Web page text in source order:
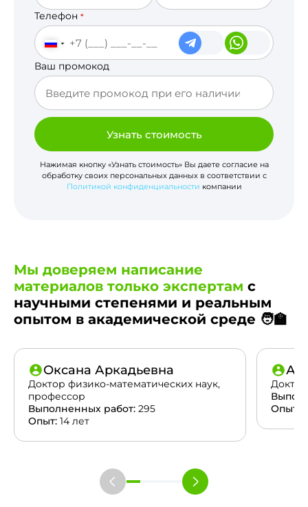
Телефон *
Ваш промокод
Узнать стоимость
Нажимая кнопку «Узнать стоимость» Вы даете согласие на
обработку своих персональных данных в соответствии с
Политикой конфиденциальности компании
Мы доверяем написание
материалов только экспертам с
научными степенями и реальным
опытом в академической среде 🧑‍🏫
Оксана Аркадьевна
Доктор физико-математических наук,
профессор
Выполненных работ: 295
Опыт: 14 лет
Опыт: